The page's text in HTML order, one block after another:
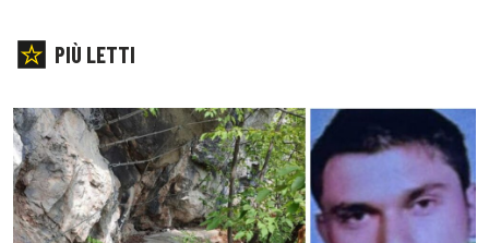
PIÙ LETTI